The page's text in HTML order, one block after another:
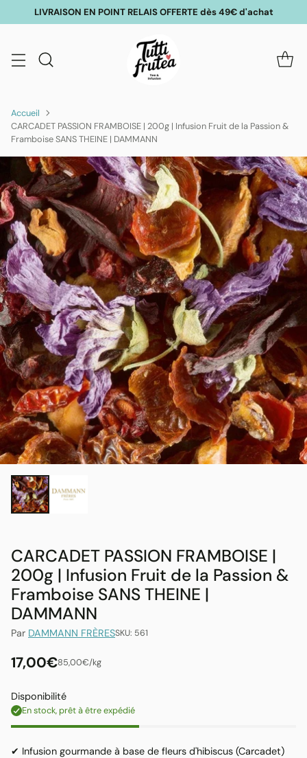
LIVRAISON EN POINT RELAIS OFFERTE dès 49€ d'achat
Accueil
CARCADET PASSION FRAMBOISE | 200g | Infusion Fruit de la Passion &
Framboise SANS THEINE | DAMMANN
CARCADET PASSION FRAMBOISE |
200g | Infusion Fruit de la Passion &
Framboise SANS THEINE |
DAMMANN
Par DAMMANN FRÈRESSKU: 561
Prix
habituel
17,00€Prix
85,00€/
par kg
Disponibilité
En stock, prêt à être expédié
✔ Infusion gourmande à base de fleurs d'hibiscus (Carcadet)